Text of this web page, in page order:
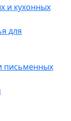
и кухонных
для
письменных